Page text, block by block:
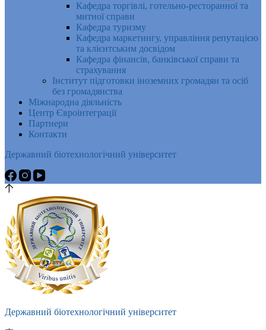
Кафедра торгівлі, готельно-ресторанної та
митної справи
Кафедра туризму
Кафедра маркетингу, управління репутацією
та клієнтським досвідом
Кафедра фінансів, банківської справи та
страхування
Інститут підготовки іноземних громадян та осіб
без громадянства
Міжнародна діяльність
Центр Євроінтеграції
Партнери
Контакти
Державний біотехнологічний університет
Державний біотехнологічний університет